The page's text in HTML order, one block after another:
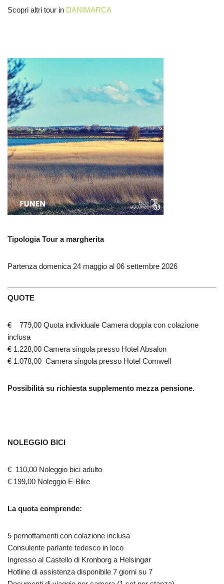
Scopri altri tour in DANIMARCA
Tipologia Tour a margherita
Partenza domenica 24 maggio al 06 settembre 2026
QUOTE
€ 779,00 Quota individuale Camera doppia con colazione
inclusa
€ 1.228,00 Camera singola presso Hotel Absalon
€ 1.078,00 Camera singola presso Hotel Comwell
Possibilità su richiesta supplemento mezza pensione.
NOLEGGIO BICI
€ 110,00 Noleggio bici adulto
€ 199,00 Noleggio E-Bike
La quota comprende:
5 pernottamenti con colazione inclusa
Consulente parlante tedesco in loco
Ingresso al Castello di Kronborg a Helsingør
Hotline di assistenza disponibile 7 giorni su 7